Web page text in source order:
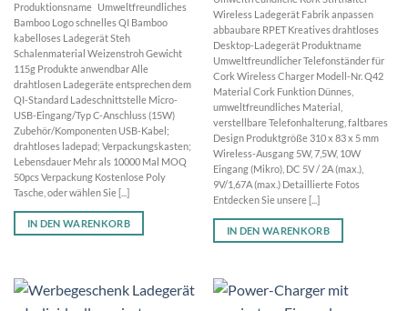
Produktionsname Umweltfreundliches
Bamboo Logo schnelles QI Bamboo
kabelloses Ladegerät Steh
Schalenmaterial Weizenstroh Gewicht
115g Produkte anwendbar Alle
drahtlosen Ladegeräte entsprechen dem
QI-Standard Ladeschnittstelle Micro-
USB-Eingang/Typ C-Anschluss (15W)
Zubehör/Komponenten USB-Kabel;
drahtloses ladepad; Verpackungskasten;
Lebensdauer Mehr als 10000 Mal MOQ
50pcs Verpackung Kostenlose Poly
Tasche, oder wählen Sie [...]
IN DEN WARENKORB
Wireless Ladegerät Fabrik anpassen
abbaubare RPET Kreatives drahtloses
Desktop-Ladegerät Produktname
Umweltfreundlicher Telefonständer für
Cork Wireless Charger Modell-Nr. Q42
Material Cork Funktion Dünnes,
umweltfreundliches Material,
verstellbare Telefonhalterung, faltbares
Design Produktgröße 310 x 83 x 5 mm
Wireless-Ausgang 5W, 7,5W, 10W
Eingang (Mikro), DC 5V / 2A (max.),
9V/1,67A (max.) Detaillierte Fotos
Entdecken Sie unsere [...]
IN DEN WARENKORB